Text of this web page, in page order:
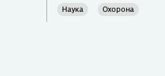
Наука Охорона